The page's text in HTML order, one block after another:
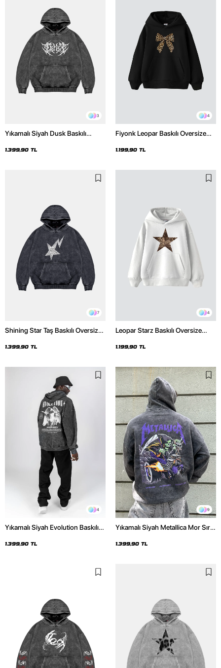
3
Yıkamalı Siyah Dusk Baskılı
1.399,90 TL
4
Fiyonk Leopar Baskılı Oversize
1.199,90 TL
7
Shining Star Taş Baskılı Oversize
Hoodie
1.399,90 TL
4
Leopar Starz Baskılı Oversize
1.199,90 TL
4
Yıkamalı Siyah Evolution Baskılı
Hoodie
1.399,90 TL
9
Yıkamalı Siyah Metallica Mor Sırt
Hoodie
1.399,90 TL